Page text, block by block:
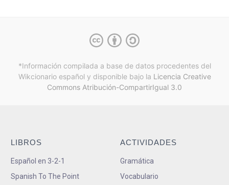
*Información compilada a base de datos procedentes del
Wikcionario español y disponible bajo la Licencia Creative
Commons Atribución-CompartirIgual 3.0
LIBROS
Español en 3-2-1
Spanish To The Point
ACTIVIDADES
Gramática
Vocabulario